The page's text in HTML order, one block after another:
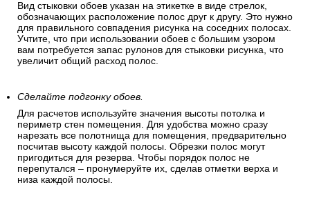
Вид стыковки обоев указан на этикетке в виде стрелок,
обозначающих расположение полос друг к другу. Это нужно
для правильного совпадения рисунка на соседних полосах.
Учтите, что при использовании обоев с большим узором
вам потребуется запас рулонов для стыковки рисунка, что
увеличит общий расход полос.
Сделайте подгонку обоев.
Для расчетов используйте значения высоты потолка и
периметр стен помещения. Для удобства можно сразу
нарезать все полотнища для помещения, предварительно
посчитав высоту каждой полосы. Обрезки полос могут
пригодиться для резерва. Чтобы порядок полос не
перепутался – пронумеруйте их, сделав отметки верха и
низа каждой полосы.